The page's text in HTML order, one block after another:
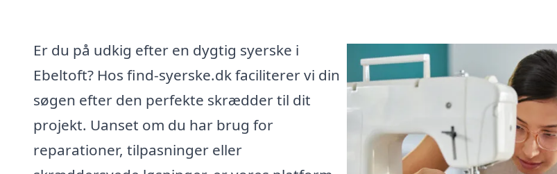
Er du på udkig efter en dygtig syerske i
Ebeltoft? Hos find-syerske.dk faciliterer vi din
søgen efter den perfekte skrædder til dit
projekt. Uanset om du har brug for
reparationer, tilpasninger eller